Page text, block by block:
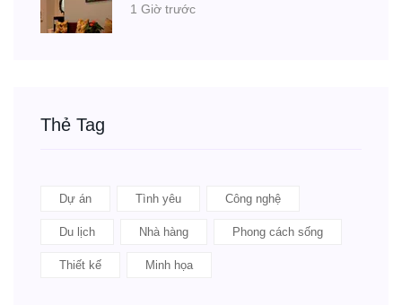
1 Giờ trước
Thẻ Tag
Dự án Tình yêu Công nghệ
Du lịch Nhà hàng Phong cách sống
Thiết kế Minh họa